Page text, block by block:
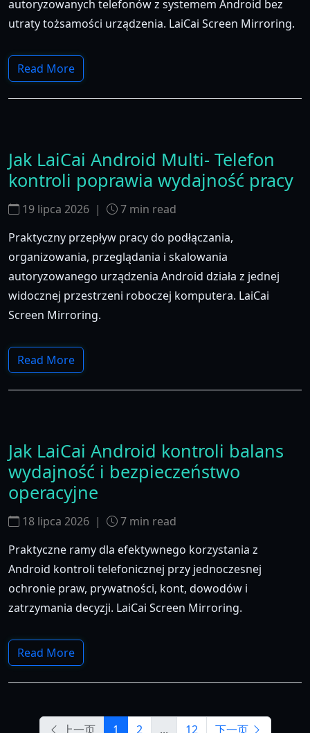
autoryzowanych telefonów z systemem Android bez
utraty tożsamości urządzenia. LaiCai Screen Mirroring.
Read More
Jak LaiCai Android Multi- Telefon
kontroli poprawia wydajność pracy
19 lipca 2026 | 7 min read
Praktyczny przepływ pracy do podłączania,
organizowania, przeglądania i skalowania
autoryzowanego urządzenia Android działa z jednej
widocznej przestrzeni roboczej komputera. LaiCai
Screen Mirroring.
Read More
Jak LaiCai Android kontroli balans
wydajność i bezpieczeństwo
operacyjne
18 lipca 2026 | 7 min read
Praktyczne ramy dla efektywnego korzystania z
Android kontroli telefonicznej przy jednoczesnej
ochronie praw, prywatności, kont, dowodów i
zatrzymania decyzji. LaiCai Screen Mirroring.
Read More
上一页 1 2 ... 12 下一页